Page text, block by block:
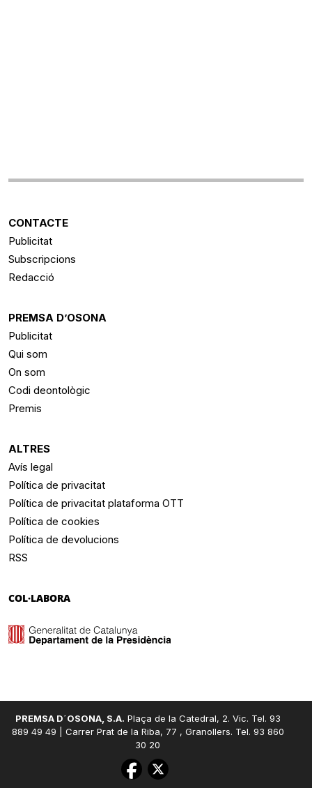
CONTACTE
Publicitat
Subscripcions
Redacció
PREMSA D’OSONA
Publicitat
Qui som
On som
Codi deontològic
Premis
ALTRES
Avís legal
Política de privacitat
Política de privacitat plataforma OTT
Política de cookies
Política de devolucions
RSS
COL·LABORA
PREMSA D´OSONA, S.A. Plaça de la Catedral, 2. Vic. Tel. 93
889 49 49 | Carrer Prat de la Riba, 77 , Granollers. Tel. 93 860
30 20